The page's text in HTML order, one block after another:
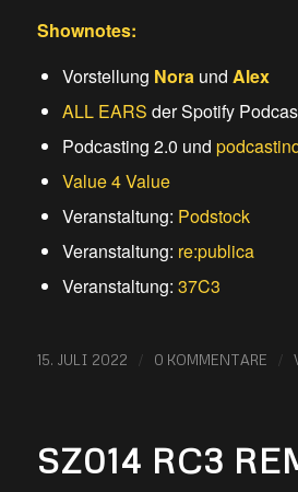
Shownotes:
Vorstellung Noraund Alex
ALL EARS der Spotify
Podcasting 2.0 und
Value 4 Value
Veranstaltung: Podstock
Veranstaltung: re:publica
Veranstaltung: 37C3
15. JULI 2022 / 0 KOMMENTARE /
SZ014 RC3